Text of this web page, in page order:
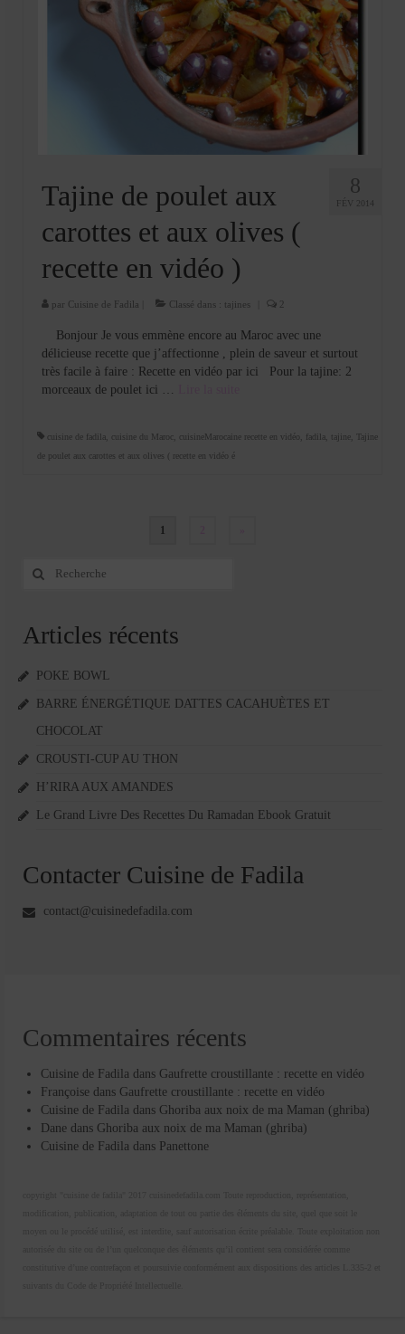
8
FÉV 2014
Tajine de poulet aux
carottes et aux olives (
recette en vidéo )
par Cuisine de Fadila Classé dans : tajines
Bonjour Je vous emmène encore au Maroc avec une
délicieuse recette que j’affectionne , plein de saveur et surtout
très facile à faire : Recette en vidéo par ici Pour la tajine: 2
morceaux de poulet ici …
cuisine de fadila cuisine du Maroc cuisineMarocaine recette en vidéo fadila tajine
Tajine
de poulet aux carottes et aux olives ( recette en vidéo é
des
1
Rechercher
Articles récents
POKE BOWL
BARRE ÉNERGÉTIQUE DATTES CACAHUÈTES ET
CHOCOLAT
CROUSTI-CUP AU THON
H’RIRA AUX AMANDES
Le Grand Livre Des Recettes Du Ramadan Ebook Gratuit
Contacter Cuisine de Fadila
contact@cuisinedefadila.com
Commentaires récents
Cuisine de Fadila dans Gaufrette croustillante : recette en vidéo
Françoise dans Gaufrette croustillante : recette en vidéo
Cuisine de Fadila dans Ghoriba aux noix de ma Maman (ghriba)
Dane dans Ghoriba aux noix de ma Maman (ghriba)
Cuisine de Fadila dans Panettone